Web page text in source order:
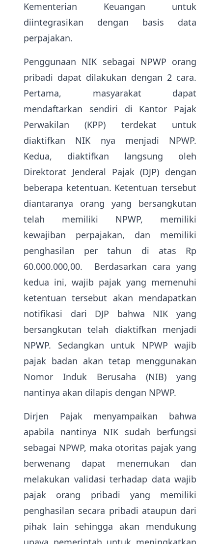
Kementerian Keuangan untuk
diintegrasikan dengan basis data
perpajakan.
Penggunaan NIK sebagai NPWP orang
pribadi dapat dilakukan dengan 2 cara.
Pertama, masyarakat dapat
mendaftarkan sendiri di Kantor Pajak
Perwakilan (KPP) terdekat untuk
diaktifkan NIK nya menjadi NPWP.
Kedua, diaktifkan langsung oleh
Direktorat Jenderal Pajak (DJP) dengan
beberapa ketentuan. Ketentuan tersebut
diantaranya orang yang bersangkutan
telah memiliki NPWP, memiliki
kewajiban perpajakan, dan memiliki
penghasilan per tahun di atas Rp
60.000.000,00. Berdasarkan cara yang
kedua ini, wajib pajak yang memenuhi
ketentuan tersebut akan mendapatkan
notifikasi dari DJP bahwa NIK yang
bersangkutan telah diaktifkan menjadi
NPWP. Sedangkan untuk NPWP wajib
pajak badan akan tetap menggunakan
Nomor Induk Berusaha (NIB) yang
nantinya akan dilapis dengan NPWP.
Dirjen Pajak menyampaikan bahwa
apabila nantinya NIK sudah berfungsi
sebagai NPWP, maka otoritas pajak yang
berwenang dapat menemukan dan
melakukan validasi terhadap data wajib
pajak orang pribadi yang memiliki
penghasilan secara pribadi ataupun dari
pihak lain sehingga akan mendukung